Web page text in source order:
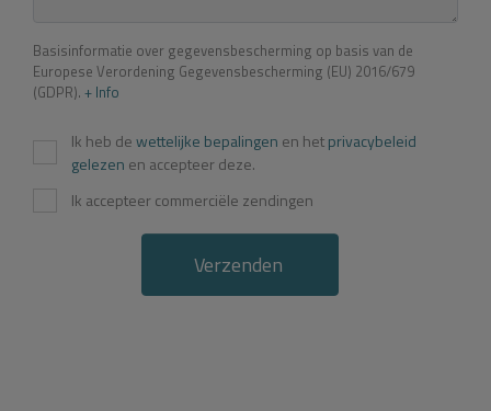
Basisinformatie over gegevensbescherming op basis van de
Europese Verordening Gegevensbescherming (EU) 2016/679
(GDPR). + Info
Ik heb dewettelijke bepalingen en hetprivacybeleid
gelezen en accepteer deze.
Ik accepteer commerciële zendingen
Verzenden